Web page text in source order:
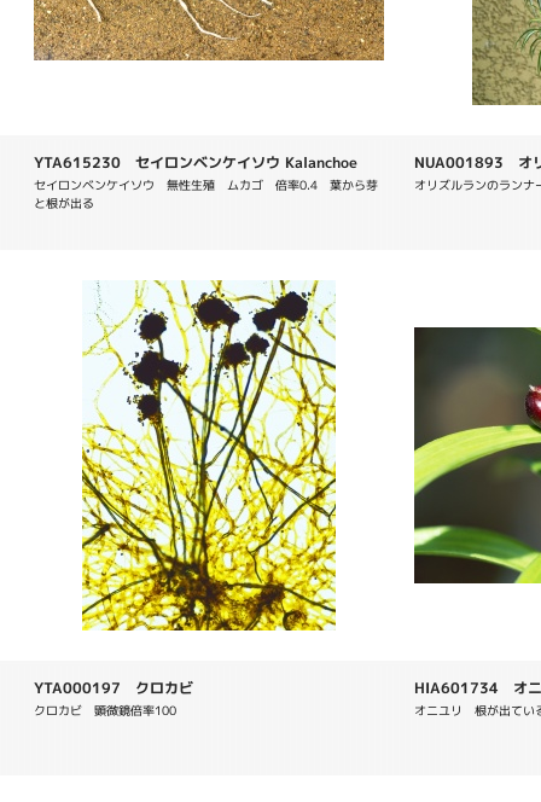
YTA615230 セイロンベンケイソウ Kalanchoe
pinnata
セイロンベンケイソウ　無性生殖　ムカゴ　倍率0.4　葉から芽
と根が出る
NUA001893 オ
comosum
オリズルランのラン
YTA000197 クロカビ
クロカビ　顕微鏡倍率100
HIA601734 オ
オニユリ　根が出て